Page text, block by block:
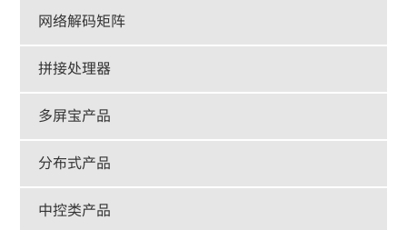
网络解码矩阵
拼接处理器
多屏宝产品
分布式产品
中控类产品